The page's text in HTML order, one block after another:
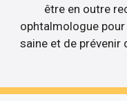
être en outre
ophtalmologue
saine et de prévenir